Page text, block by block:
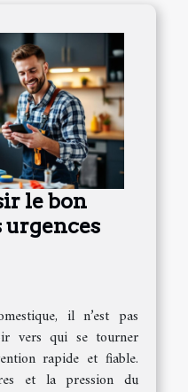
le bon
urgences
il n’est pas
vers qui se tourner
rapide et fiable.
et la pression du